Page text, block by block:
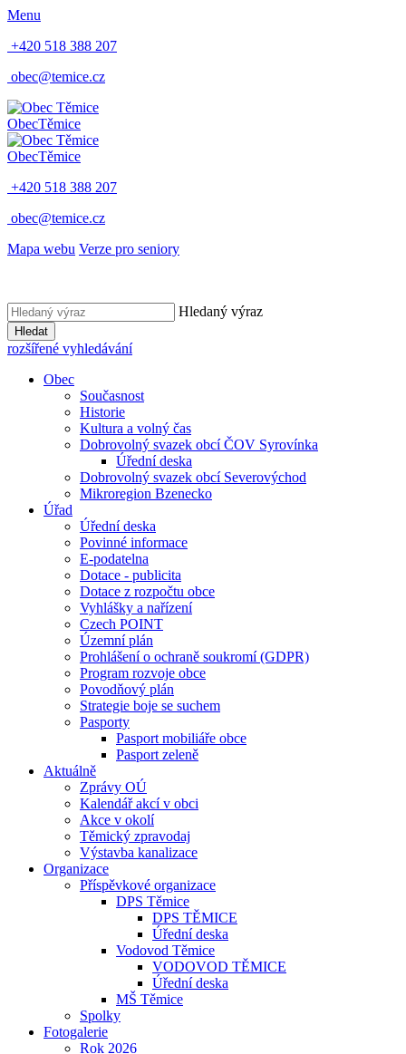
Menu
+420 518 388 207
obec@temice.cz
ObecTěmice
ObecTěmice
+420 518 388 207
obec@temice.cz
Mapa webu Verze pro seniory
Hledaný výraz
Hledat
rozšířené vyhledávání
Obec
Současnost
Historie
Kultura a volný čas
Dobrovolný svazek obcí ČOV Syrovínka
Úřední deska
Dobrovolný svazek obcí Severovýchod
Mikroregion Bzenecko
Úřad
Úřední deska
Povinné informace
E-podatelna
Dotace - publicita
Dotace z rozpočtu obce
Vyhlášky a nařízení
Czech POINT
Územní plán
Prohlášení o ochraně soukromí (GDPR)
Program rozvoje obce
Povodňový plán
Strategie boje se suchem
Pasporty
Pasport mobiliáře obce
Pasport zeleně
Aktuálně
Zprávy OÚ
Kalendář akcí v obci
Akce v okolí
Těmický zpravodaj
Výstavba kanalizace
Organizace
Příspěvkové organizace
DPS Těmice
DPS TĚMICE
Úřední deska
Vodovod Těmice
VODOVOD TĚMICE
Úřední deska
MŠ Těmice
Spolky
Fotogalerie
Rok 2026